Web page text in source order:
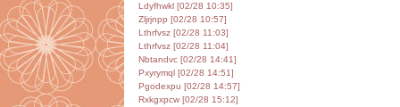
Ldyfhwkl [02/28 10:35]
Zljrjnpp [02/28 10:57]
Lthrfvsz [02/28 11:03]
Lthrfvsz [02/28 11:04]
Nbtandvc [02/28 14:41]
Pxyrymql [02/28 14:51]
Pgodexpu [02/28 14:57]
Rxkgxpcw [02/28 15:12]